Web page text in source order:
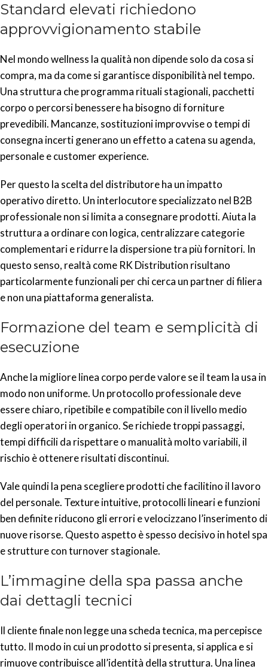
Standard elevati richiedono
approvvigionamento stabile
Nel mondo wellness la qualità non dipende solo da cosa si
compra, ma da come si garantisce disponibilità nel tempo.
Una struttura che programma rituali stagionali, pacchetti
corpo o percorsi benessere ha bisogno di forniture
prevedibili. Mancanze, sostituzioni improvvise o tempi di
consegna incerti generano un effetto a catena su agenda,
personale e customer experience.
Per questo la scelta del distributore ha un impatto
operativo diretto. Un interlocutore specializzato nel B2B
professionale non si limita a consegnare prodotti. Aiuta la
struttura a ordinare con logica, centralizzare categorie
complementari e ridurre la dispersione tra più fornitori. In
questo senso, realtà come RK Distribution risultano
particolarmente funzionali per chi cerca un partner di filiera
e non una piattaforma generalista.
Formazione del team e semplicità di
esecuzione
Anche la migliore linea corpo perde valore se il team la usa in
modo non uniforme. Un protocollo professionale deve
essere chiaro, ripetibile e compatibile con il livello medio
degli operatori in organico. Se richiede troppi passaggi,
tempi difficili da rispettare o manualità molto variabili, il
rischio è ottenere risultati discontinui.
Vale quindi la pena scegliere prodotti che facilitino il lavoro
del personale. Texture intuitive, protocolli lineari e funzioni
ben definite riducono gli errori e velocizzano l’inserimento di
nuove risorse. Questo aspetto è spesso decisivo in hotel spa
e strutture con turnover stagionale.
L’immagine della spa passa anche
dai dettagli tecnici
Il cliente finale non legge una scheda tecnica, ma percepisce
tutto. Il modo in cui un prodotto si presenta, si applica e si
rimuove contribuisce all’identità della struttura. Una linea